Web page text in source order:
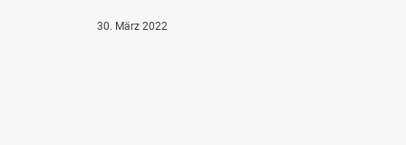
30. März 2022